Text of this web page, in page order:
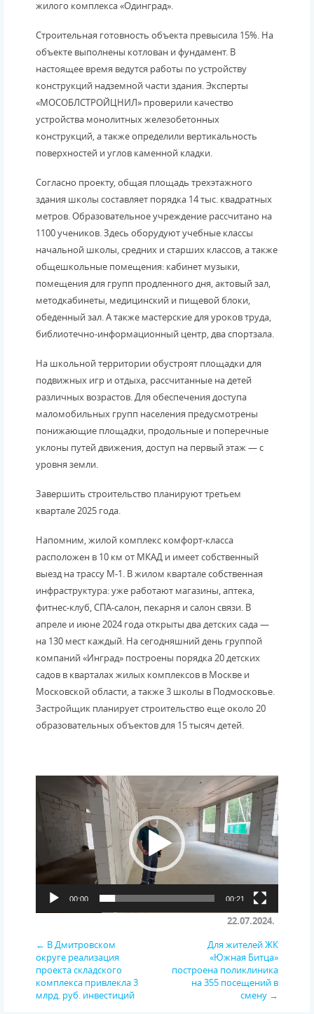
жилого комплекса «Одинград».
Строительная готовность объекта превысила 15%. На
объекте выполнены котлован и фундамент. В
настоящее время ведутся работы по устройству
конструкций надземной части здания. Эксперты
«МОСОБЛСТРОЙЦНИЛ» проверили качество
устройства монолитных железобетонных
конструкций, а также определили вертикальность
поверхностей и углов каменной кладки.
Согласно проекту, общая площадь трехэтажного
здания школы составляет порядка 14 тыс. квадратных
метров. Образовательное учреждение рассчитано на
1100 учеников. Здесь оборудуют учебные классы
начальной школы, средних и старших классов, а также
общешкольные помещения: кабинет музыки,
помещения для групп продленного дня, актовый зал,
методкабинеты, медицинский и пищевой блоки,
обеденный зал. А также мастерские для уроков труда,
библиотечно-информационный центр, два спортзала.
На школьной территории обустроят площадки для
подвижных игр и отдыха, рассчитанные на детей
различных возрастов. Для обеспечения доступа
маломобильных групп населения предусмотрены
понижающие площадки, продольные и поперечные
уклоны путей движения, доступ на первый этаж — с
уровня земли.
Завершить строительство планируют третьем
квартале 2025 года.
Напомним, жилой комплекс комфорт-класса
расположен в 10 км от МКАД и имеет собственный
выезд на трассу М-1. В жилом квартале собственная
инфраструктура: уже работают магазины, аптека,
фитнес-клуб, СПА-салон, пекарня и салон связи. В
апреле и июне 2024 года открыты два детских сада —
на 130 мест каждый. На сегодняшний день группой
компаний «Инград» построены порядка 20 детских
садов в кварталах жилых комплексов в Москве и
Московской области, а также 3 школы в Подмосковье.
Застройщик планирует строительство еще около 20
образовательных объектов для 15 тысяч детей.
Видеоплеер
00:00 00:21
22.07.2024.
← В Дмитровском
округе реализация
проекта складского
комплекса привлекла 3
млрд. руб. инвестиций
Для жителей ЖК
«Южная Битца»
построена поликлиника
на 355 посещений в
смену →